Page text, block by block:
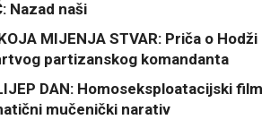
Nazad naši
MIJENJA STVAR: Priča o Hodži
partizanskog komandanta
DAN: Homoseksploatacijski film
mučenički narativ